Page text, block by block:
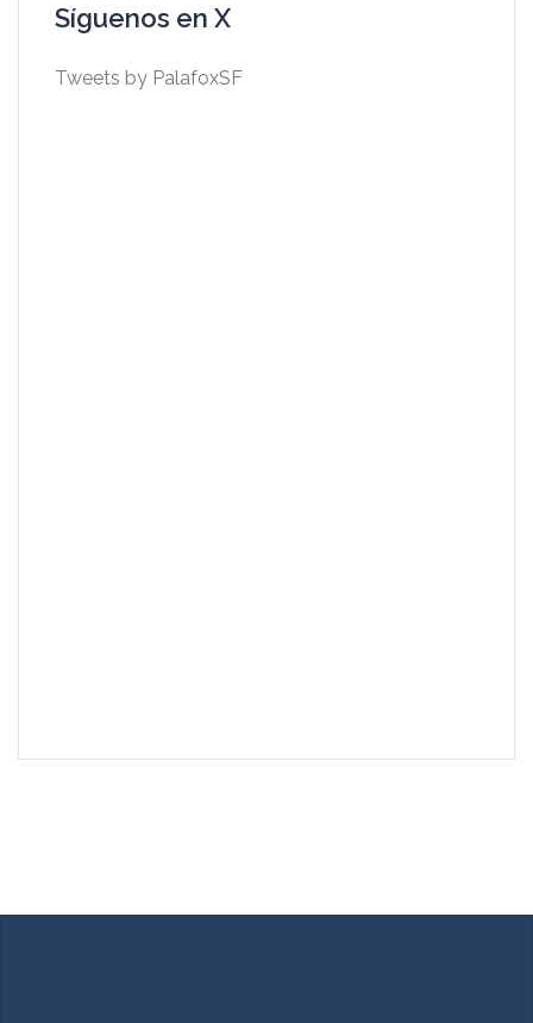
Síguenos en X
Tweets by PalafoxSF